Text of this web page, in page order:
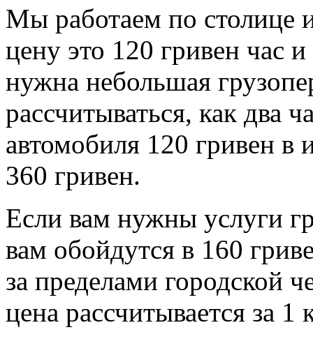
Мы работаем по столице
цену это 120 гривен час
нужна небольшая
рассчитываться, как два
автомобиля 120 гривен в
360 гривен.
Если вам нужны услуги
вам обойдутся в 160
за пределами городской
цена рассчитывается за 1